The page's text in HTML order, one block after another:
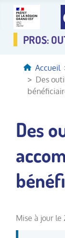
Accueil
Des
Des
Mise à jour le